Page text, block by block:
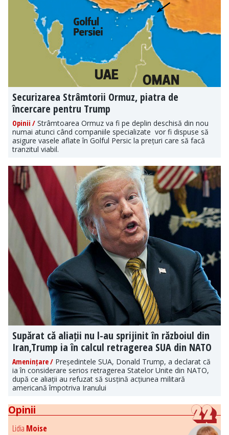
Securizarea Strâmtorii Ormuz, piatra de
încercare pentru Trump
Opinii / Strâmtoarea Ormuz va fi pe deplin deschisă din nou
numai atunci când companiile specializate vor fi dispuse să
asigure vasele aflate în Golful Persic la prețuri care să facă
tranzitul viabil.
Supărat că aliații nu l-au sprijinit în războiul din
Iran,Trump ia în calcul retragerea SUA din NATO
Amenințare / Președintele SUA, Donald Trump, a declarat că
ia în considerare serios retragerea Statelor Unite din NATO,
după ce aliații au refuzat să susțină acțiunea militară
americană împotriva Iranului
Opinii
Lidia Moise